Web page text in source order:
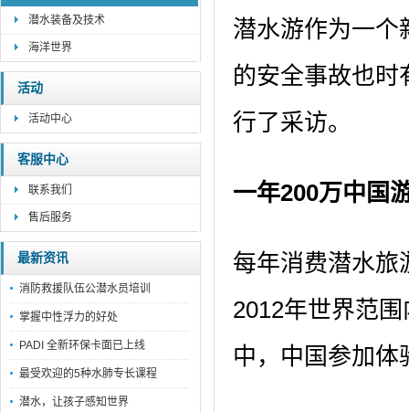
潜水装备及技术
海洋世界
活动
活动中心
客服中心
联系我们
售后服务
最新资讯
消防救援队伍公潜水员培训
掌握中性浮力的好处
PADI 全新环保卡面已上线
最受欢迎的5种水肺专长课程
潜水，让孩子感知世界
潜水游作为一个
的安全事故也
行了采访。
一年200万中国
每年消费潜水旅
2012年世界范
中，中国参加体